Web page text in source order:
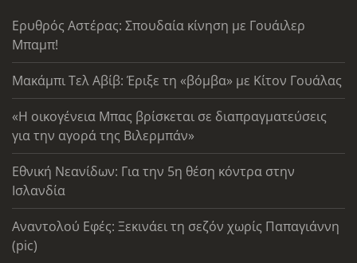
Ερυθρός Αστέρας: Σπουδαία κίνηση με Γουάιλερ
Μπαμπ!
Μακάμπι Τελ Αβίβ: Έριξε τη «βόμβα» με Κίτον Γουάλας
«Η οικογένεια Μπας βρίσκεται σε διαπραγματεύσεις
για την αγορά της Βιλερμπάν»
Εθνική Νεανίδων: Για την 5η θέση κόντρα στην
Ισλανδία
Αναντολού Εφές: Ξεκινάει τη σεζόν χωρίς Παπαγιάννη
(pic)